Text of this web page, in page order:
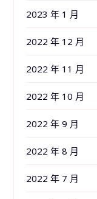
2023 年 1 月
2022 年 12 月
2022 年 11 月
2022 年 10 月
2022 年 9 月
2022 年 8 月
2022 年 7 月